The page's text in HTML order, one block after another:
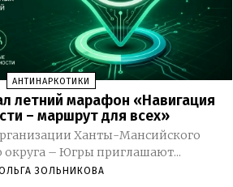
АНТИНАРКОТИКИ
летний марафон «Навигация
– маршрут для всех»
Ханты-Мансийского
округа – Югры приглашают...
ЗОЛЬНИКОВА